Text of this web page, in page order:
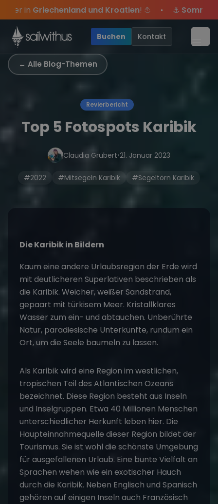
Skip to content
! ⛵ • ⚓Sommer-Special : Mit Code Yacht
Sichere Dir jetztDein Meilenbuch und Deine
mehr Sowie20€ Rabatt auf deinen ersten
dabei. Season Closing Party 2026!Die Saison
Buchen Kontakt
← Alle Blog-Themen
Revierbericht
Top 5 Fotospots Karibik
Claudia Grubert•21. Januar 2023
#2022 #Mitsegeln Karibik #Segeltörn Karibik
Die Karibik in Bildern
Kaum eine andere Urlaubsregion der Erde wird
mit deutlicheren Superlativen beschrieben als
die Karibik. Weicher, weißer Sandstrand,
gepaart mit türkisem Meer. Kristallklares
Wasser zum ein- und abtauchen. Unberührte
Natur, paradiesische Unterkünfte, rundum ein
Ort, um die Seele baumeln zu lassen.
Als Karibik wird eine Region im westlichen,
tropischen Teil des Atlantischen Ozeans
bezeichnet. Diese Region besteht aus Inseln
und Inselgruppen. Etwa 40 Millionen Menschen
unterschiedlicher Herkunft leben hier. Die
Haupteinnahmequelle dieser Region bildet der
Tourismus. Sie ist wohl die schönste Umgebung
für ausgefallenen Urlaub. Eine bunte Vielfalt an
Sprachen wehen wie ein exotischer Hauch
durch die Karibik. Neben Englisch und Spanisch
gehören auf einigen Inseln auch Französisch